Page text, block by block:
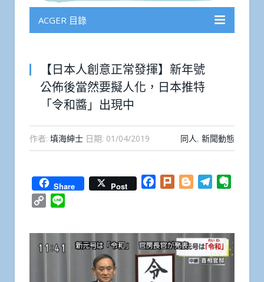
ACGER 目錄
【日本人創意正常發揮】新年號
公佈後當然要擬人化，日本推特
「令和醬」出現中
作者: 填海紳士 日期: 01/04/2019 同人, 新聞動態
Share Post Facebook
Plurk BloggerTelegram
Copy